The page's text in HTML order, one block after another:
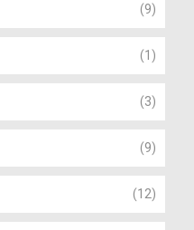
(9)
(1)
(3)
(9)
(12)